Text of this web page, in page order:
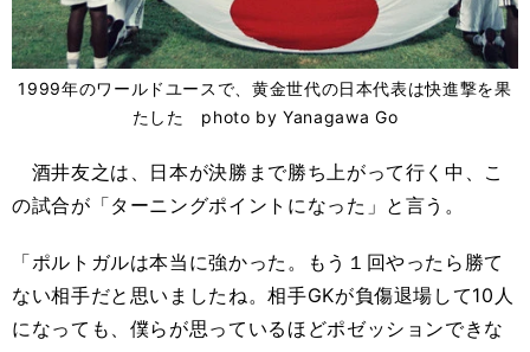
1999年のワールドユースで、黄金世代の日本代表は快進撃を果
たした photo by Yanagawa Go
酒井友之は、日本が決勝まで勝ち上がって行く中、こ
の試合が「ターニングポイントになった」と言う。
「ポルトガルは本当に強かった。もう１回やったら勝て
ない相手だと思いましたね。相手GKが負傷退場して10人
になっても、僕らが思っているほどポゼッションできな